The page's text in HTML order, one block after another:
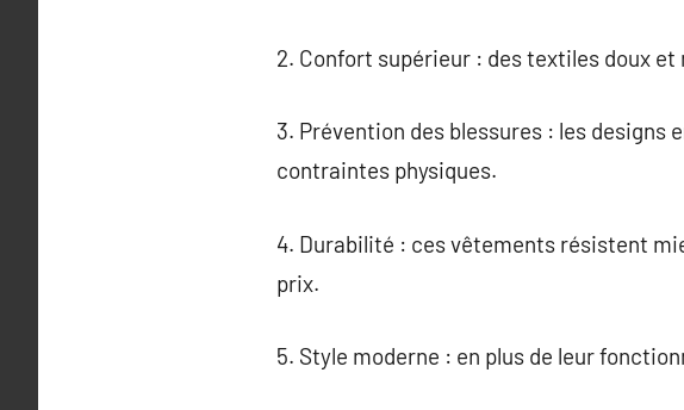
2. Confort supérieur : des textiles doux
3. Prévention des blessures : les
contraintes physiques.
4. Durabilité : ces vêtements résistent
prix.
5. Style moderne : en plus de leur